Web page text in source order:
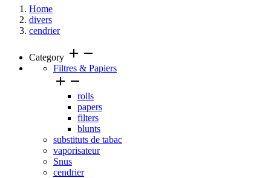
Home
divers
cendrier
Category add remove
Filtres & Papiers
 
rolls
papers
filters
blunts
substituts de tabac
vaporisateur
Snus
cendrier